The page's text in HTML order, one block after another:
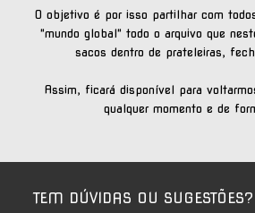
O objetivo é por isso partilhar com
"mundo global" todo o arquivo que
sacos dentro de prateleiras,
Assim, ficará disponível para
qualquer momento e de
TEM DÚVIDAS OU SUGESTÕES?